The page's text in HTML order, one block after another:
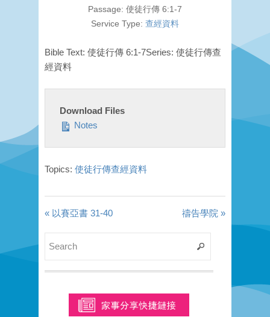
Passage: 使徒行傳 6:1-7
Service Type: 查經資料
Bible Text: 使徒行傳 6:1-7Series: 使徒行傳查
經資料
Download Files
Notes
Topics: 使徒行傳查經資料
« 以賽亞書 31-40 禱告學院 »